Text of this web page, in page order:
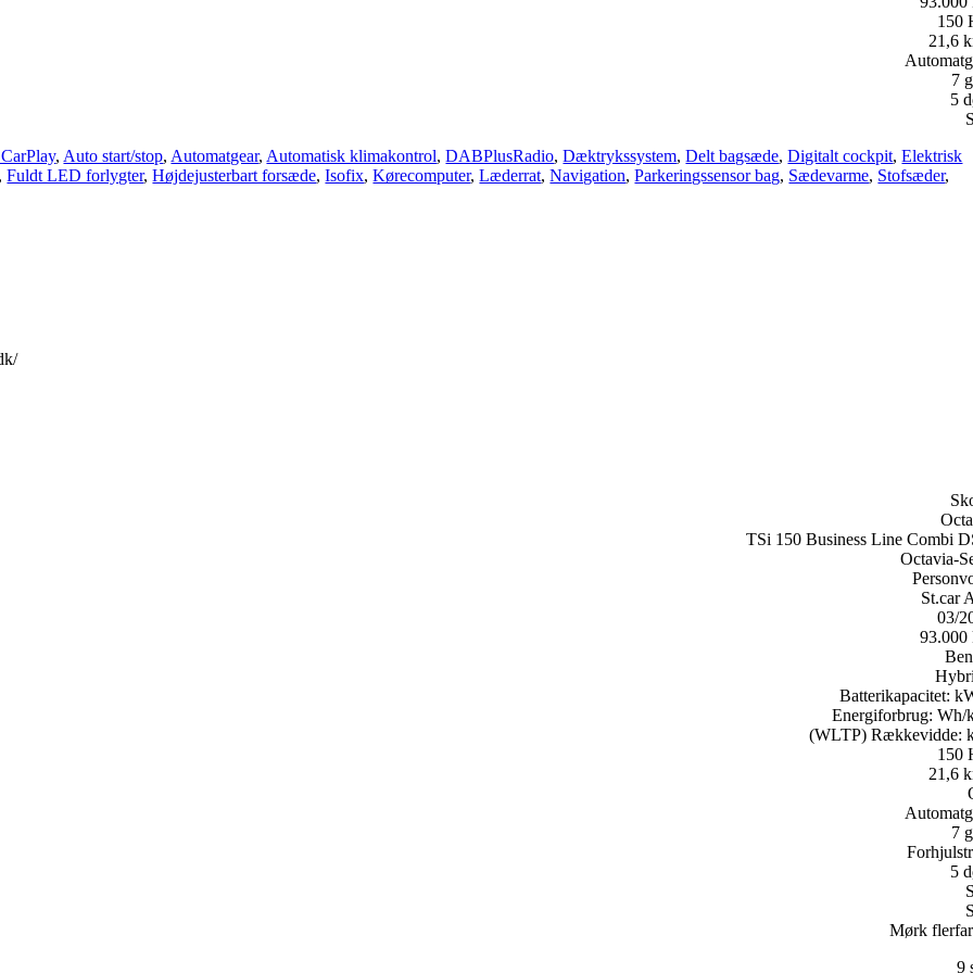
150
21,6
7
5
, Auto start/stop, Automatgear, Automatisk klimakontrol,DABPlusRadio,Dæktrykssystem,Delt bagsæde,Digitalt cockpit,Elektrisk
,Fuldt LED forlygter,Højdejusterbart forsæde,Isofix,Kørecomputer,Læderrat,Navigation,Parkeringssensor bag, Sædevarme, Stofsæder,
TSi 150 Business Line Combi
Octavia-
St.car
03/
93.000
Batterikapacitet:
Energiforbrug: Wh/
(WLTP) Rækkevidde:
150
21,6
7
5
Mørk
9